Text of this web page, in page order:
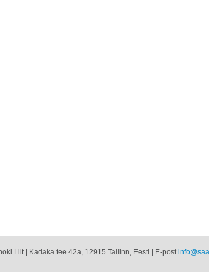
Liit | Kadaka tee 42a, 12915 Tallinn, Eesti | E-post